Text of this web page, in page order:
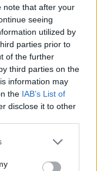
note that after your
seeing
utilized by
parties prior to
of the further
third parties on the
information may
the IAB’s List of
disclose it to other
or more Google
You may click to